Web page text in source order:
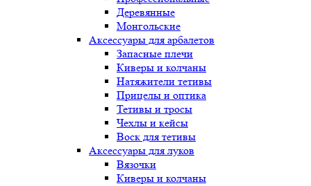
Деревянные
Монгольские
Аксессуары для арбалетов
Запасные плечи
Киверы и колчаны
Натяжители тетивы
Прицелы и оптика
Тетивы и тросы
Чехлы и кейсы
Воск для тетивы
Аксессуары для луков
Вязочки
Киверы и колчаны